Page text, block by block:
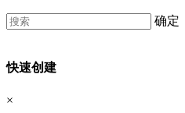
确定
快速创建
×